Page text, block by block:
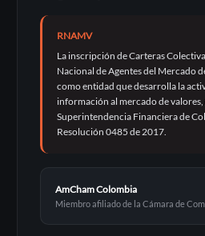
RNAMV
La inscripción de Carteras
Nacional de Agentes del Mercado
como entidad que desarrolla la
información al mercado de
Superintendencia Financiera de
Resolución 0485 de 2017.
AmCham Colombia
Miembro afiliado de la Cámara de